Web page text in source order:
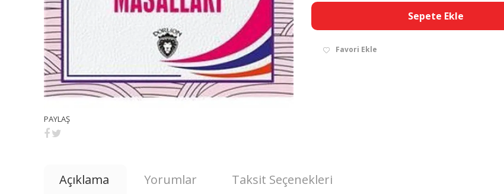
PAYLAŞ
Sepete Ekle
Favori Ekle
Açıklama Yorumlar Taksit Seçenekleri